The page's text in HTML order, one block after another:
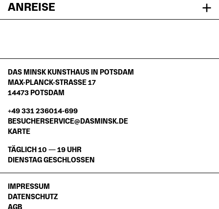
ANREISE
DAS MINSK KUNSTHAUS IN POTSDAM
MAX-PLANCK-STRASSE 17
14473 POTSDAM
+49 331 236014-699
BESUCHERSERVICE@DASMINSK.DE
KARTE
TÄGLICH 10 — 19 UHR
DIENSTAG GESCHLOSSEN
IMPRESSUM
DATENSCHUTZ
AGB